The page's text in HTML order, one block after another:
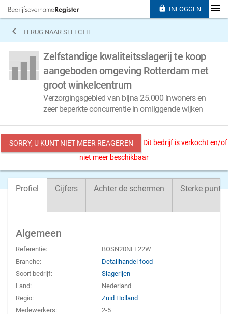
 TERUG NAAR SELECTIE
Zelfstandige kwaliteitsslagerij te koop
aangeboden omgeving Rotterdam met
groot winkelcentrum
Verzorgingsgebied van bijna 25.000 inwoners en
zeer beperkte concurrentie in omliggende wijken
SORRY, U KUNT NIET MEER REAGEREN
Dit bedrijf is verkocht en/of
niet meer beschikbaar
Profiel Cijfers Achter de schermen Sterke
Algemeen
Referentie:
BOSN20NLF22W
Branche:
Detailhandel food
Soort bedrijf:
Slagerijen
Land:
Nederland
Regio:
Zuid Holland
Medewerkers:
2-5
 INLOGGEN